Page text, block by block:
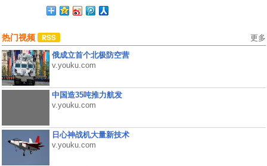
热门视频 更多
俄成立首个北极防空营
v.youku.com
中国造35吨推力航发
v.youku.com
日心神战机大量新技术
v.youku.com